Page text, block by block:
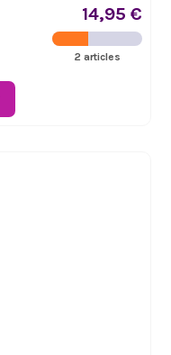
14,95 €
2 articles